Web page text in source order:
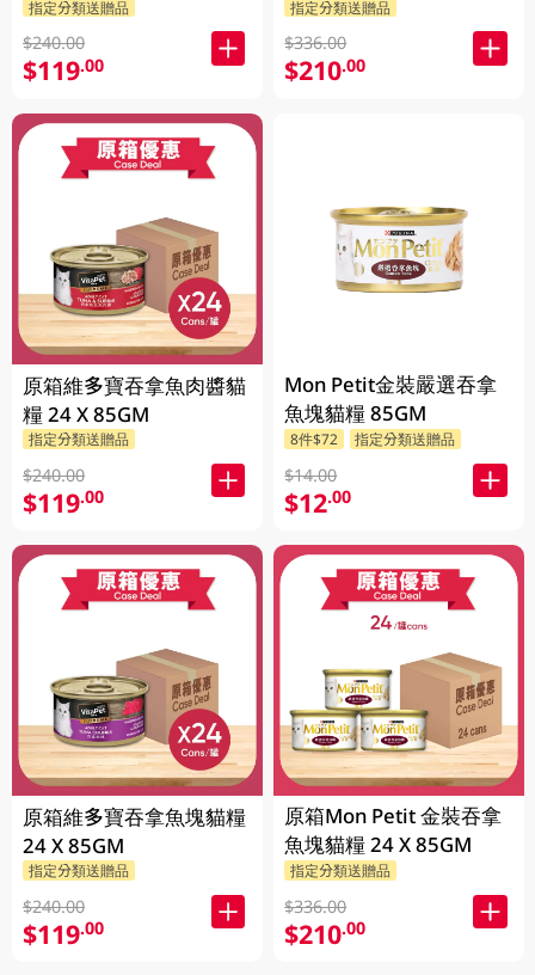
指定分類送贈品
$240.00
$119.00
原箱維多寶吞拿魚肉醬貓
糧 24 X 85GM
指定分類送贈品
$240.00
$119.00
原箱維多寶吞拿魚塊貓糧
24 X 85GM
指定分類送贈品
$240.00
$119.00
指定分類送贈品
$336.00
$210.00
Mon Petit金裝嚴選吞拿
魚塊貓糧 85GM
8件$72 指定分類送贈品
$14.00
$12.00
原箱Mon Petit 金裝吞拿
魚塊貓糧 24 X 85GM
指定分類送贈品
$336.00
$210.00